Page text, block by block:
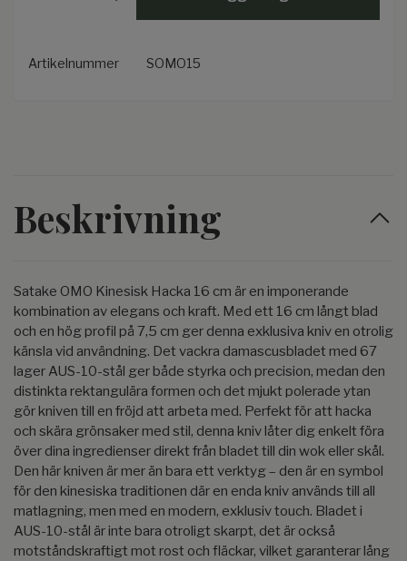
Artikelnummer SOMO15
Beskrivning
Satake OMO Kinesisk Hacka 16 cm är en imponerande
kombination av elegans och kraft. Med ett 16 cm långt blad
och en hög profil på 7,5 cm ger denna exklusiva kniv en otrolig
känsla vid användning. Det vackra damascusbladet med 67
lager AUS-10-stål ger både styrka och precision, medan den
distinkta rektangulära formen och det mjukt polerade ytan
gör kniven till en fröjd att arbeta med. Perfekt för att hacka
och skära grönsaker med stil, denna kniv låter dig enkelt föra
över dina ingredienser direkt från bladet till din wok eller skål.
Den här kniven är mer än bara ett verktyg – den är en symbol
för den kinesiska traditionen där en enda kniv används till all
matlagning, men med en modern, exklusiv touch. Bladet i
AUS-10-stål är inte bara otroligt skarpt, det är också
motståndskraftigt mot rost och fläckar, vilket garanterar lång